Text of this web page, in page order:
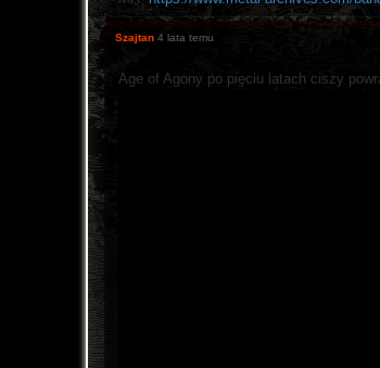
Szajtan 4 lata temu
Age of Agony po pięciu latach ciszy